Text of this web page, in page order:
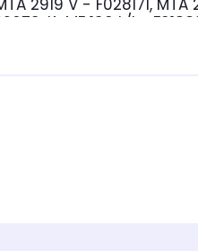
2919 V - F028171,
K-MF 190 L/I -
IX (FR) - F040192, TA 3